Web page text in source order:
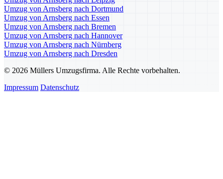
Umzug von Arnsberg nach Dortmund
Umzug von Arnsberg nach Essen
Umzug von Arnsberg nach Bremen
Umzug von Arnsberg nach Hannover
Umzug von Arnsberg nach Nürnberg
Umzug von Arnsberg nach Dresden
© 2026 Müllers Umzugsfirma. Alle Rechte vorbehalten.
Impressum Datenschutz